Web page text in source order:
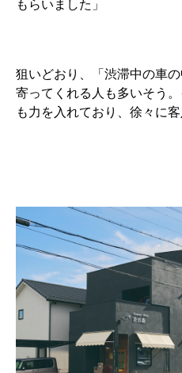
狙いどおり、「渋滞中の車
寄ってくれる人も多いそう
も力を入れており、徐々に